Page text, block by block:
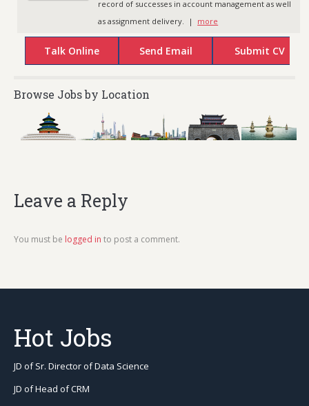
record of successes in account management as well
as assignment delivery. | more
Browse Jobs by Location
Leave a Reply
You must be logged in to post a comment.
Hot Jobs
JD of Sr. Director of Data Science
JD of Head of CRM